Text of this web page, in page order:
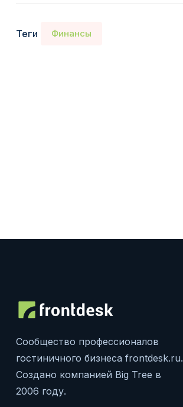
Теги Финансы
Сообщество профессионалов
гостиничного бизнеса frontdesk.ru.
Создано компанией Big Tree в
2006 году.